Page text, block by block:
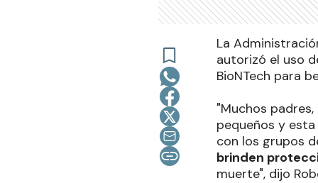
La
autorizó el uso
BioNTech para
"Muchos
pequeños y
con los grupos
brinden
muerte", dijo